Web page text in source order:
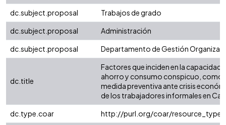
dc.subject.proposal
Trabajos de grado
dc.subject.proposal
Administración
dc.subject.proposal
Departamento de Gestión
dc.title
Factores que inciden en la capacidad
ahorro y consumo conspicuo, como
medida preventiva ante crisis
de los trabajadores informales en Cali
dc.type.coar
http://purl.org/coar/resource_type/